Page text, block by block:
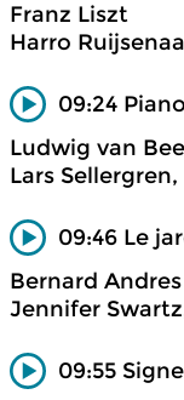
Franz Liszt
Harro
09:24
Ludwig van
Lars
09:46 Le
Bernard Andres
Jennifer
09:55